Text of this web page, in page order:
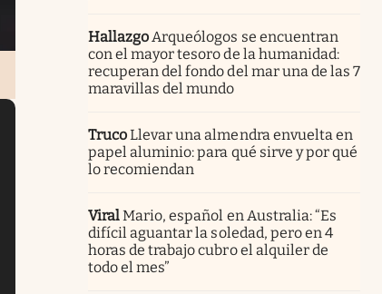
HallazgoArqueólogos se encuentran
con el mayor tesoro de la humanidad:
recuperan del fondo del mar una de las 7
maravillas del mundo
TrucoLlevar una almendra envuelta en
papel aluminio: para qué sirve y por qué
lo recomiendan
ViralMario, español en Australia: “Es
difícil aguantar la soledad, pero en 4
horas de trabajo cubro el alquiler de
todo el mes”